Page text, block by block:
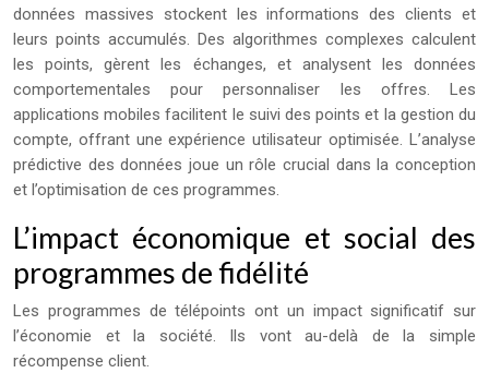
données massives stockent les informations des clients et
leurs points accumulés. Des algorithmes complexes calculent
les points, gèrent les échanges, et analysent les données
comportementales pour personnaliser les offres. Les
applications mobiles facilitent le suivi des points et la gestion du
compte, offrant une expérience utilisateur optimisée. L’analyse
prédictive des données joue un rôle crucial dans la conception
et l’optimisation de ces programmes.
L’impact économique et social des
programmes de fidélité
Les programmes de télépoints ont un impact significatif sur
l’économie et la société. Ils vont au-delà de la simple
récompense client.